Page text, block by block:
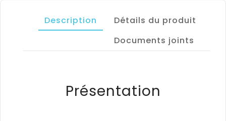
Description
Détails du produit
Documents joints
Présentation